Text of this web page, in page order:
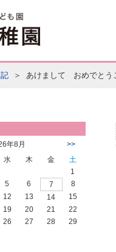
＞ あけまして おめでとう
年8月 >>
水 木 金
土
1
5 6 7
8
12 13 14
15
19 20 21
22
26 27 28
29